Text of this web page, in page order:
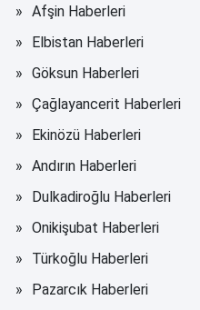
Afşin Haberleri
Elbistan Haberleri
Göksun Haberleri
Çağlayancerit Haberleri
Ekinözü Haberleri
Andırın Haberleri
Dulkadiroğlu Haberleri
Onikişubat Haberleri
Türkoğlu Haberleri
Pazarcık Haberleri